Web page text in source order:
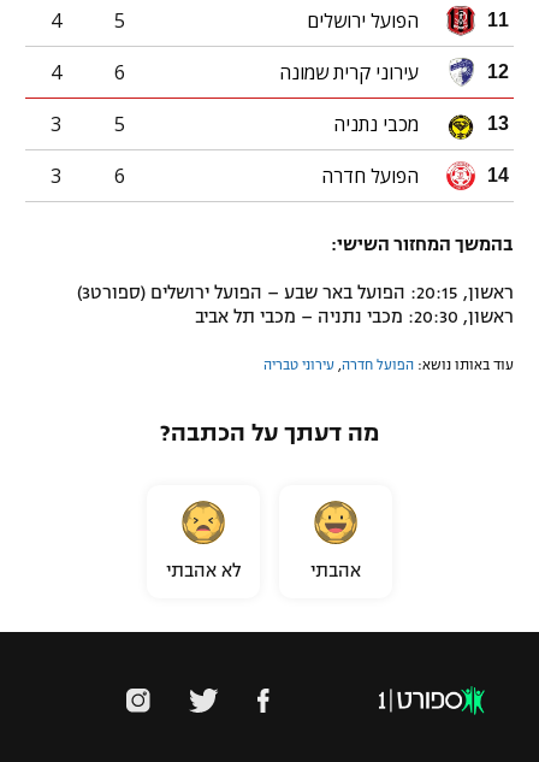
11 הפועל ירושלים 5
4
12 עירוני קרית שמונה 6
4
13 מכבי נתניה 5
3
14 הפועל חדרה 6
3
בהמשך המחזור השישי:
ראשון, 20:15: הפועל באר שבע – הפועל ירושלים (ספורט3)
ראשון, 20:30: מכבי נתניה – מכבי תל אביב
עוד באותו נושא: הפועל חדרה עירוני טבריה
מה דעתך על הכתבה?
אהבתי לא אהבתי